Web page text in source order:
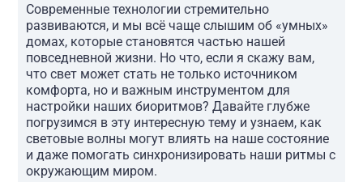
Современные технологии стремительно
развиваются, и мы всё чаще слышим об «умных»
домах, которые становятся частью нашей
повседневной жизни. Но что, если я скажу вам,
что свет может стать не только источником
комфорта, но и важным инструментом для
настройки наших биоритмов? Давайте глубже
погрузимся в эту интересную тему и узнаем, как
световые волны могут влиять на наше состояние
и даже помогать синхронизировать наши ритмы с
окружающим миром.